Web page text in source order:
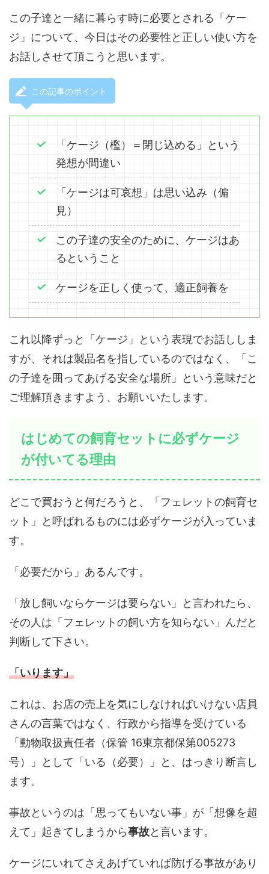
この子達と一緒に暮らす時に必要とされる「ケー
ジ」について、今日はその必要性と正しい使い方を
お話しさせて頂こうと思います。
この記事のポイント
「ケージ（檻）＝閉じ込める」という
発想が間違い
「ケージは可哀想」は思い込み（偏
見）
この子達の安全のために、ケージはあ
るということ
ケージを正しく使って、適正飼養を
これ以降ずっと「ケージ」という表現でお話ししま
すが、それは製品名を指しているのではなく、「こ
の子達を囲ってあげる安全な場所」という意味だと
ご理解頂きますよう、お願いいたします。
はじめての飼育セットに必ずケージ
が付いてる理由
どこで買おうと何だろうと、「フェレットの飼育セ
ット」と呼ばれるものには必ずケージが入っていま
す。
「必要だから」あるんです。
「放し飼いならケージは要らない」と言われたら、
その人は「フェレットの飼い方を知らない」んだと
判断して下さい。
「いります」
これは、お店の売上を気にしなければいけない店員
さんの言葉ではなく、行政から指導を受けている
「動物取扱責任者（保管 16東京都保第005273
号）」として「いる（必要）」と、はっきり断言し
ます。
事故というのは「思ってもいない事」が「想像を超
えて」起きてしまうから事故と言います。
ケージにいれてさえあげていれば防げる事故があり